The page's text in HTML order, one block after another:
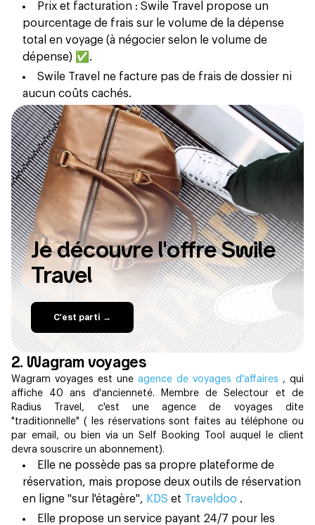
Prix et facturation : Swile Travel propose un
pourcentage de frais sur le volume de la dépense
total en voyage (à négocier selon le volume de
dépense) ✅.
Swile Travel ne facture pas de frais de dossier ni
aucun coûts cachés.
Je découvre l'offre Swile
Travel
C'est parti →
2. Wagram voyages
Wagram voyages est une agence de voyages d'affaires , qui
affiche 40 ans d'ancienneté. Membre de Selectour et de
Radius Travel, c'est une agence de voyages dite
"traditionnelle" ( les réservations sont faites au téléphone ou
par email, ou bien via un Self Booking Tool auquel le client
devra souscrire un abonnement).
Elle ne possède pas sa propre plateforme de
réservation, mais propose deux outils de réservation
en ligne "sur l'étagère", KDS et Traveldoo .
Elle propose un service payant 24/7 pour les